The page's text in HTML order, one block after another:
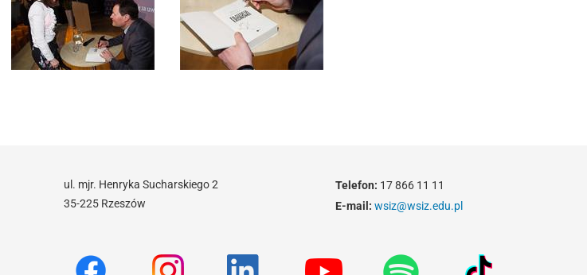
ul. mjr. Henryka Sucharskiego 2
35-225 Rzeszów
Telefon: 17 866 11 11
E-mail: wsiz@wsiz.edu.pl